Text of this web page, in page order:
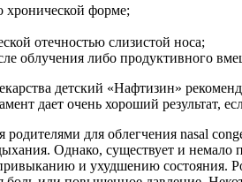
хронической форме;
отечностью слизистой носа;
облучения либо продуктивного
детский «Нафтизин»
дает очень хороший результат,
для облегчения nasal
Однако, существует и
и ухудшению состояния.